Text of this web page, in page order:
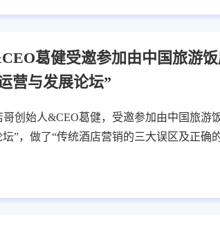
葛健受邀参加由中国旅游
营与发展论坛”
哥创始人&CEO葛健，受邀参加由中国旅游
”，做了“传统酒店营销的三大误区及正确